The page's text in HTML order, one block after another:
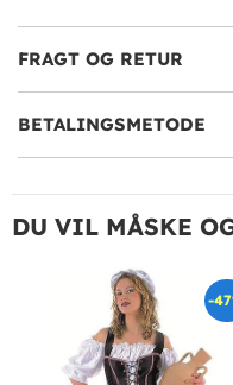
FRAGT OG RETUR
BETALINGSMETODE
DU VIL MÅSKE
-